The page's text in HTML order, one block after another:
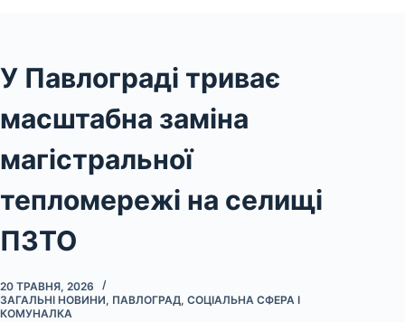
У Павлограді триває
масштабна заміна
магістральної
тепломережі на селищі
ПЗТО
20 ТРАВНЯ, 2026
ЗАГАЛЬНІ НОВИНИ, ПАВЛОГРАД, СОЦІАЛЬНА СФЕРА І
КОМУНАЛКА